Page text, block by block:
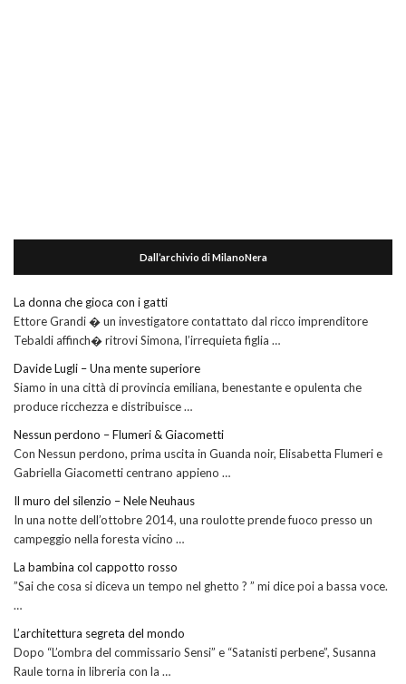
Dall’archivio di MilanoNera
La donna che gioca con i gatti
Ettore Grandi � un investigatore contattato dal ricco imprenditore
Tebaldi affinch� ritrovi Simona, l’irrequieta figlia …
Davide Lugli – Una mente superiore
Siamo in una città di provincia emiliana, benestante e opulenta che
produce ricchezza e distribuisce …
Nessun perdono – Flumeri & Giacometti
Con Nessun perdono, prima uscita in Guanda noir, Elisabetta Flumeri e
Gabriella Giacometti centrano appieno …
Il muro del silenzio – Nele Neuhaus
In una notte dell’ottobre 2014, una roulotte prende fuoco presso un
campeggio nella foresta vicino …
La bambina col cappotto rosso
”Sai che cosa si diceva un tempo nel ghetto ? ” mi dice poi a bassa voce.
…
L’architettura segreta del mondo
Dopo “L’ombra del commissario Sensi” e “Satanisti perbene”, Susanna
Raule torna in libreria con la …